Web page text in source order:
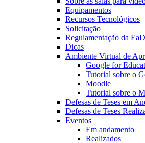
Equipamentos
Recursos Tecnológicos
Solicitação
Regulamentação da EaD
Dicas
Ambiente Virtual de
Google for
Tutorial sobre o
Moodle
Tutorial sobre o
Defesas de Teses em
Defesas de Teses
Eventos
Em andamento
Realizados